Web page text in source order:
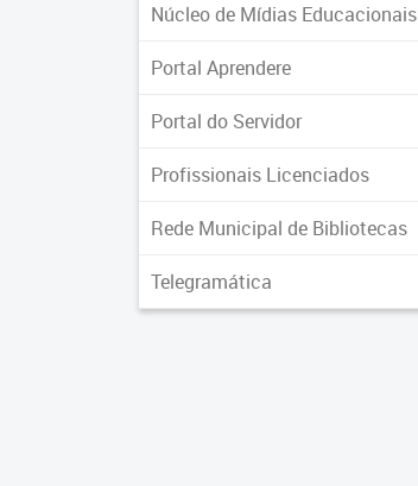
Núcleo de Mídias Educacionais
Portal Aprendere
Portal do Servidor
Profissionais Licenciados
Rede Municipal de Bibliotecas
Telegramática